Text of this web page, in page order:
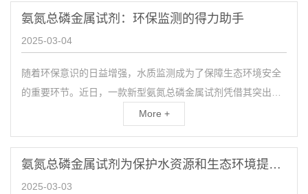
氨氮总磷金属试剂：环保监测的得力助手
2025-03-04
随着环保意识的日益增强，水质监测成为了保障生态环境安全
的重要环节。近日，一款新型氨氮总磷金属试剂凭借其突出的
性能和显著的优势，在水质监测领域引起了广泛关注。该试剂
More +
氨氮总磷金属试剂为保护水资源和生态环境提供有力支持
2025-03-03